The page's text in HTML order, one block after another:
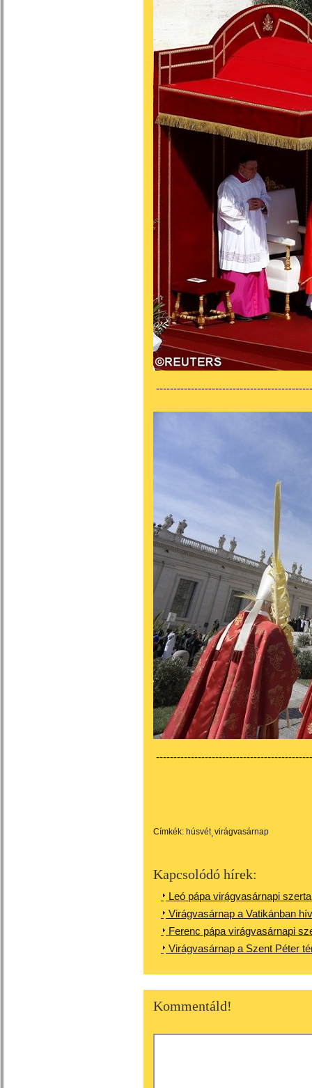
Címkék: húsvét virágvasárnap
Kapcsolódó hírek:
Leó pápa virágvasárnapi
Virágvasárnap a Vatikánban
Ferenc pápa virágvasárnapi
Virágvasárnap a Szent Péter
Kommentáld!